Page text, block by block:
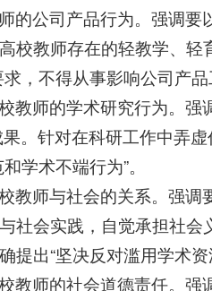
的公司产品行为。强调
校教师存在的轻教学、
，不得从事影响公司产
教师的学术研究行为。
。针对在科研工作中弄
学术不端行为”。
教师与社会的关系。强
社会实践，自觉承担社
提出“坚决反对滥用学术
教师的社会道德责任。